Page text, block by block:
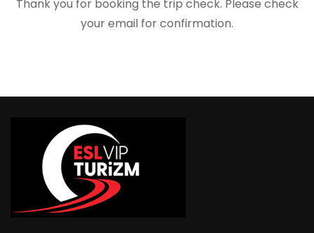
Thank you for booking the trip check. Please check
your email for confirmation.